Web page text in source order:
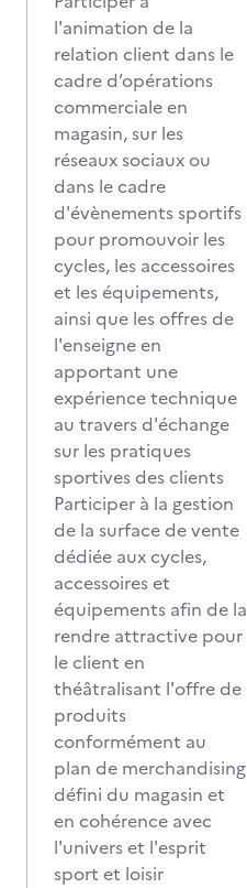
l'animation de la
relation client dans le
cadre d’opérations
commerciale en
magasin, sur les
réseaux sociaux ou
dans le cadre
d'évènements sportifs
pour promouvoir les
cycles, les accessoires
et les équipements,
ainsi que les offres de
l'enseigne en
apportant une
expérience technique
au travers d'échange
sur les pratiques
sportives des clients
Participer à la gestion
de la surface de vente
dédiée aux cycles,
accessoires et
équipements afin de la
rendre attractive pour
le client en
théâtralisant l'offre de
produits
conformément au
plan de merchandising
défini du magasin et
en cohérence avec
l'univers et l'esprit
sport et loisir